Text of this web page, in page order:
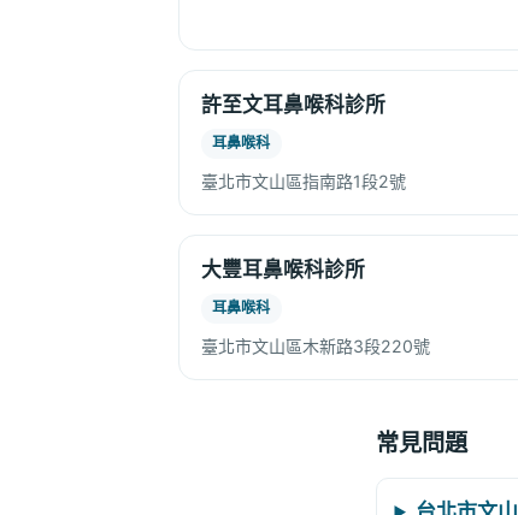
許至文耳鼻喉科診所
耳鼻喉科
臺北市文山區指南路1段2號
大豐耳鼻喉科診所
耳鼻喉科
臺北市文山區木新路3段220號
常見問題